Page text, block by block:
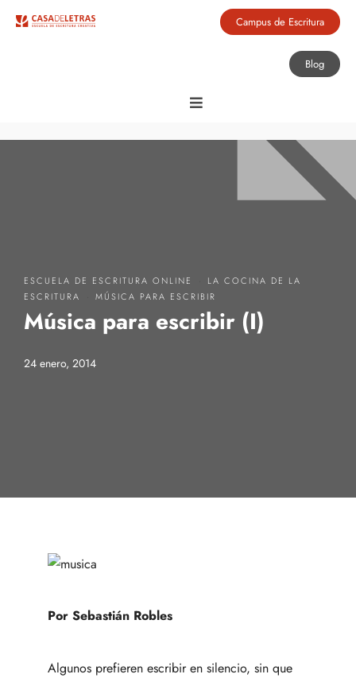
Campus de Escritura
Blog
ESCUELA DE ESCRITURA ONLINE
LA COCINA DE LA
ESCRITURA
MÚSICA PARA ESCRIBIR
Música para escribir (I)
24 enero, 2014
Por Sebastián Robles
Algunos prefieren escribir en silencio, sin que